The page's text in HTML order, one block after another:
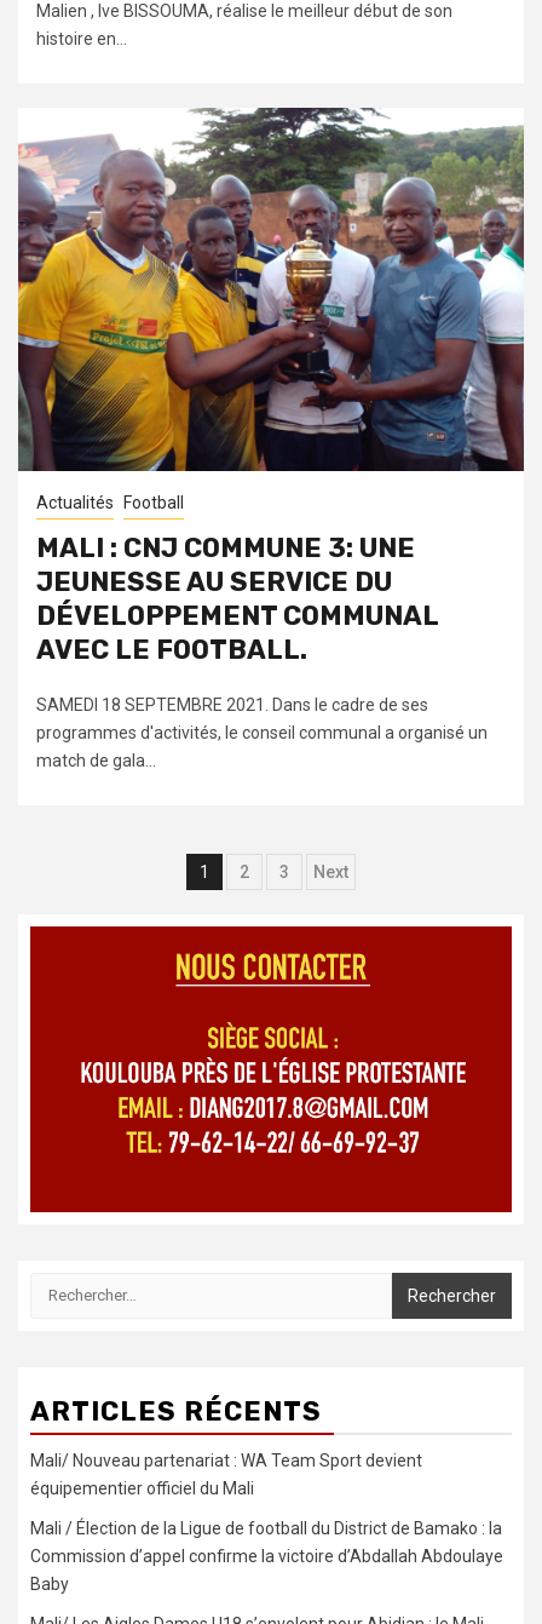
Malien , Ive BISSOUMA, réalise le meilleur début de son
histoire en...
Actualités Football
MALI : CNJ COMMUNE 3: UNE
JEUNESSE AU SERVICE DU
DÉVELOPPEMENT COMMUNAL
AVEC LE FOOTBALL.
SAMEDI 18 SEPTEMBRE 2021. Dans le cadre de ses
programmes d'activités, le conseil communal a organisé un
match de gala...
Navigation
articles
1 2 3 Next
Rechercher :
ARTICLES RÉCENTS
Mali/ Nouveau partenariat : WA Team Sport devient
équipementier officiel du Mali
Mali / Élection de la Ligue de football du District de Bamako : la
Commission d’appel confirme la victoire d’Abdallah Abdoulaye
Baby